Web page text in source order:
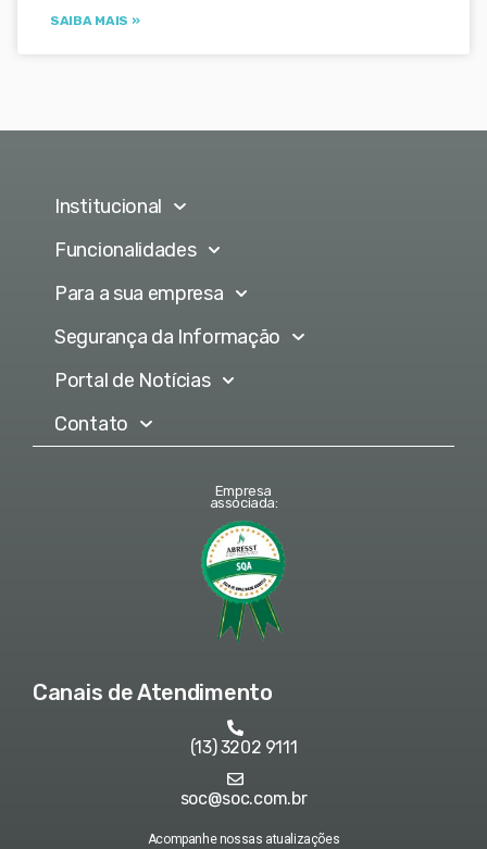
SAIBA MAIS »
Institucional
Funcionalidades
Para a sua empresa
Segurança da Informação
Portal de Notícias
Contato
Empresa
associada:
Canais de Atendimento
(13) 3202 9111
soc@soc.com.br
Acompanhe nossas atualizações